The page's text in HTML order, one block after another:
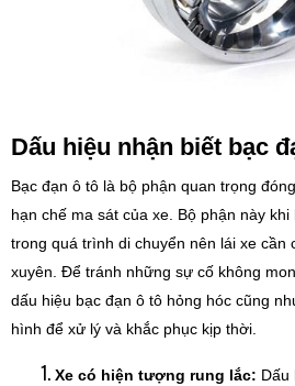
Dấu hiệu nhận biết bạc
Bạc đạn ô tô là bộ phận quan trọng
hạn chế ma sát của xe. Bộ phận này
trong quá trình di chuyển nên lái xe cần
xuyên. Để tránh những sự cố không
dấu hiệu bạc đạn ô tô hỏng hóc cũng
hình để xử lý và khắc phục kịp thời.
Xe có hiện tượng rung lắc: Dấu